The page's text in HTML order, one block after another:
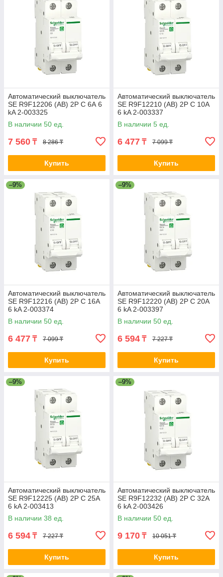
Автоматический выключатель
SE R9F12206 (АВ) 2P С 6А 6
kA 2-003325
В наличии 50 ед.
7 560 ₸ 8 286 ₸
Купить
Автоматический выключатель
SE R9F12210 (АВ) 2P С 10А
6 kA 2-003337
В наличии 5 ед.
6 477 ₸ 7 099 ₸
Купить
–9%
Автоматический выключатель
SE R9F12216 (АВ) 2P С 16А
6 kA 2-003374
В наличии 50 ед.
6 477 ₸ 7 099 ₸
Купить
–9%
Автоматический выключатель
SE R9F12220 (АВ) 2P С 20А
6 kA 2-003397
В наличии 50 ед.
6 594 ₸ 7 227 ₸
Купить
–9%
Автоматический выключатель
SE R9F12225 (АВ) 2P С 25А
6 kA 2-003413
В наличии 38 ед.
6 594 ₸ 7 227 ₸
Купить
–9%
Автоматический выключатель
SE R9F12232 (АВ) 2P С 32А
6 kA 2-003426
В наличии 50 ед.
9 170 ₸ 10 051 ₸
Купить